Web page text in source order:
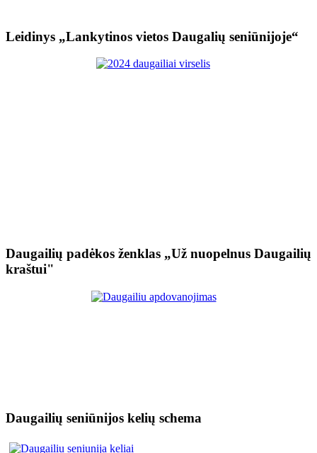
Leidinys „Lankytinos vietos Daugalių seniūnijoje“
Daugailių padėkos ženklas „Už nuopelnus Daugailių
kraštui"
Daugailių seniūnijos kelių schema